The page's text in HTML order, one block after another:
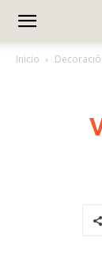
Inicio